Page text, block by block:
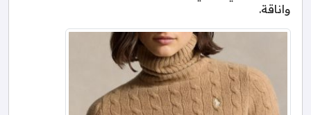
واناقة.